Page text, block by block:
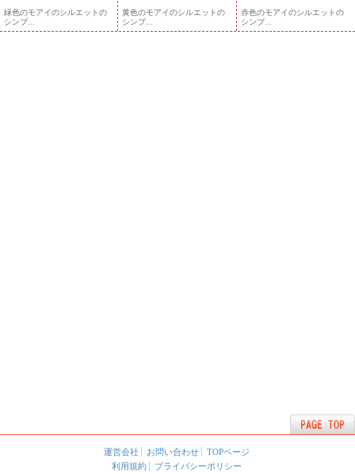
緑色のモアイのシルエットの
シンプ...
黄色のモアイのシルエットの
シンプ...
赤色のモアイのシルエットの
シンプ...
運営会社 お問い合わせ
TOPページ
利用規約
プライバシーポリシー